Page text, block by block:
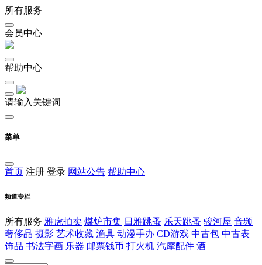
所有服务
会员中心
帮助中心
请输入关键词
菜单
首页 注册 登录 网站公告 帮助中心
频道专栏
所有服务 雅虎拍卖 煤炉市集 日雅跳蚤 乐天跳蚤 骏河屋 音频
奢侈品 摄影 艺术收藏 渔具 动漫手办 CD游戏 中古包 中古表
饰品 书法字画 乐器 邮票钱币 打火机 汽摩配件 酒